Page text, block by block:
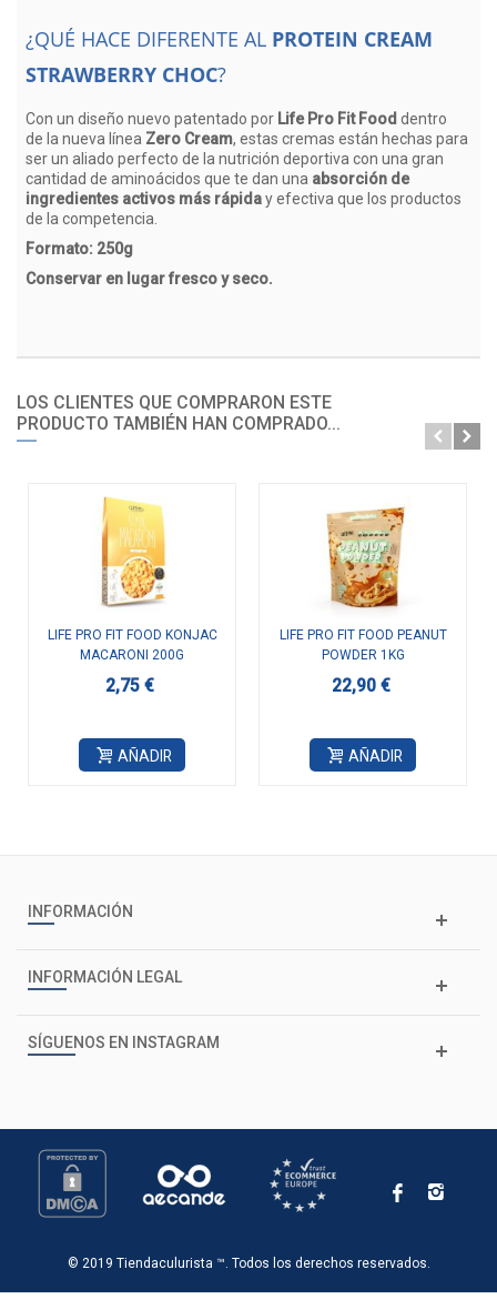
¿QUÉ HACE DIFERENTE AL PROTEIN CREAM
STRAWBERRY CHOC?
Con un diseño nuevo patentado por Life Pro Fit Fooddentro
de la nueva línea Zero Cream, estas cremas están hechas para
ser un aliado perfecto de la nutrición deportiva con una gran
cantidad de aminoácidos que te dan una absorción de
ingredientes activos más rápiday efectiva que los productos
de la competencia.
Formato: 250g
Conservar en lugar fresco y seco.
LOS CLIENTES QUE COMPRARON ESTE
PRODUCTO TAMBIÉN HAN COMPRADO...
LIFE PRO FIT FOOD KONJAC
MACARONI 200G
2,75 €
AÑADIR
LIFE PRO FIT FOOD PEANUT
POWDER 1KG
22,90 €
AÑADIR
INFORMACIÓN
INFORMACIÓN LEGAL
SÍGUENOS EN INSTAGRAM
© 2019 Tiendaculurista ™. Todos los derechos reservados.